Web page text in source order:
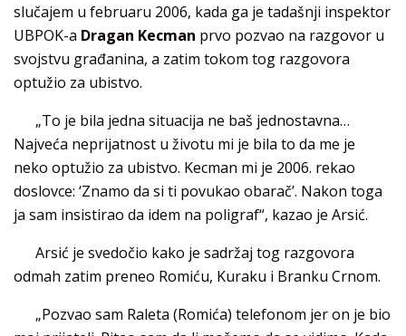
slučajem u februaru 2006, kada ga je tadašnji inspektor
UBPOK-a Dragan Kecman prvo pozvao na razgovor u
svojstvu građanina, a zatim tokom tog razgovora
optužio za ubistvo.
„To je bila jedna situacija ne baš jednostavna…
Najveća neprijatnost u životu mi je bila to da me je
neko optužio za ubistvo. Kecman mi je 2006. rekao
doslovce: ‘Znamo da si ti povukao obarač’. Nakon toga
ja sam insistirao da idem na poligraf“, kazao je Arsić.
Arsić je svedočio kako je sadržaj tog razgovora
odmah zatim preneo Romiću, Kuraku i Branku Crnom.
„Pozvao sam Raleta (Romića) telefonom jer on je bio